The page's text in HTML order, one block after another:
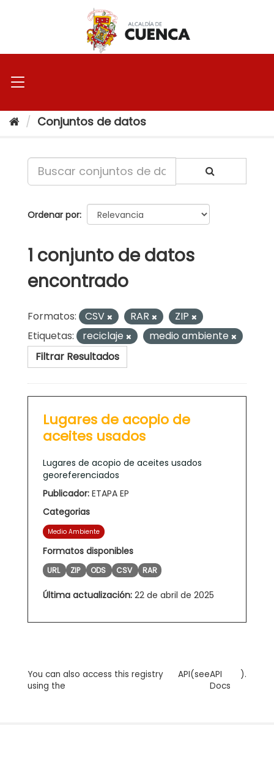
Conjuntos de datos
Ordenar por
1 conjunto de datos
encontrado
Formatos: CSV RAR
ZIP
Etiquetas:
reciclaje
medio ambiente
Filtrar Resultados
Lugares de acopio de
aceites usados
Lugares de acopio de aceites usados
georeferenciados
Publicador: ETAPA EP
Categorias
Medio Ambiente
Formatos disponibles
URL ZIP ODS CSV RAR
Última actualización: 22 de abril de 2025
You can also access this registry
using the
API(seeAPI
Docs
).